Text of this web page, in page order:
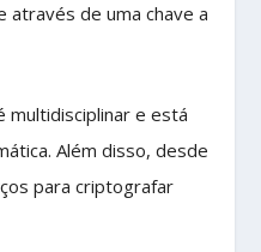
através de uma chave a
multidisciplinar e está
Além disso, desde
para criptografar